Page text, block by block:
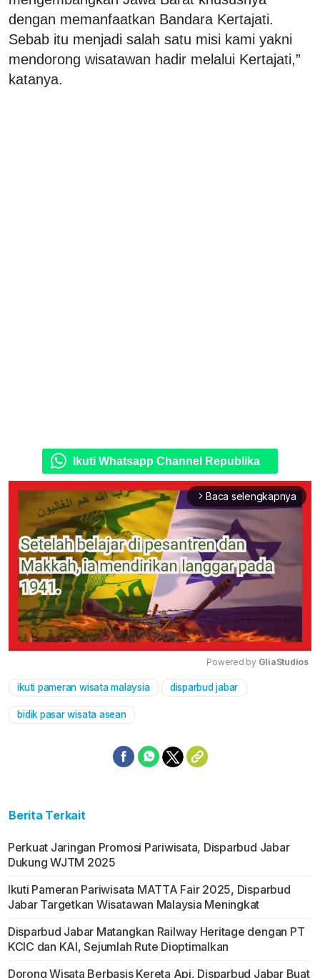
dengan memanfaatkan Bandara Kertajati.
Sebab itu menjadi salah satu misi kami yakni
mendorong wisatawan hadir melalui Kertajati,”
katanya.
Ikuti Whatsapp Channel Republika
arrow_forward_ios Baca selengkapnya
Powered by GliaStudios
ikuti pameran wisata malaysia disparbud jabar
bidik pasar wisata asean
Berita Terkait
Perkuat Jaringan Promosi Pariwisata, Disparbud Jabar
Dukung WJTM 2025
Ikuti Pameran Pariwisata MATTA Fair 2025, Disparbud
Jabar Targetkan Wisatawan Malaysia Meningkat
Disparbud Jabar Matangkan Railway Heritage dengan PT
KCIC dan KAI, Sejumlah Rute Dioptimalkan
Dorong Wisata Berbasis Kereta Api, Disparbud Jabar Buat